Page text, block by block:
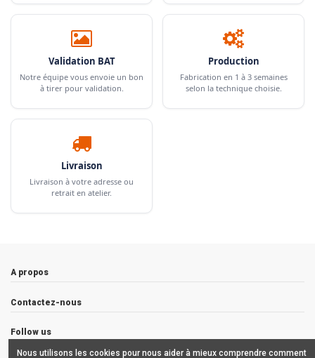
Validation BAT
Notre équipe vous envoie un bon
à tirer pour validation.
Production
Fabrication en 1 à 3 semaines
selon la technique choisie.
Livraison
Livraison à votre adresse ou
retrait en atelier.
A propos
Contactez-nous
Follow us
Nous utilisons les cookies pour nous aider à mieux comprendre comment